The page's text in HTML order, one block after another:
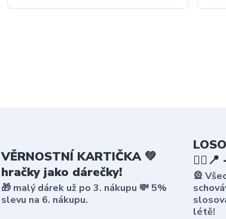
VĚRNOSTNÍ KARTIČKA 💚
hračky jako dárečky!
🎁 malý dárek už po 3. nákupu 💸 5%
slevu na 6. nákupu.
🎡
létě!